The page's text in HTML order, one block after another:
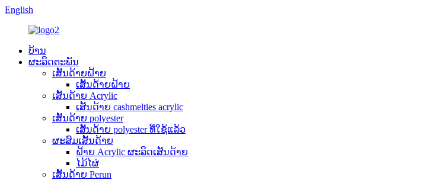
English
ບ້ານ
ຜະລິດຕະພັນ
ເສັ້ນດ້າຍຝ້າຍ
ເສັ້ນດ້າຍຝ້າຍ
ເສັ້ນດ້າຍ Acrylic
ເສັ້ນດ້າຍ cashmelties acrylic
ເສັ້ນດ້າຍ polyester
ເສັ້ນດ້າຍ polyester ທີ່ໃຊ້ແລ້ວ
ຜະສົມເສັ້ນດ້າຍ
ຝ້າຍ Acrylic ຜະລິດເສັ້ນດ້າຍ
ໄມ້ໄຜ່
ເສັ້ນດ້າຍ Perun